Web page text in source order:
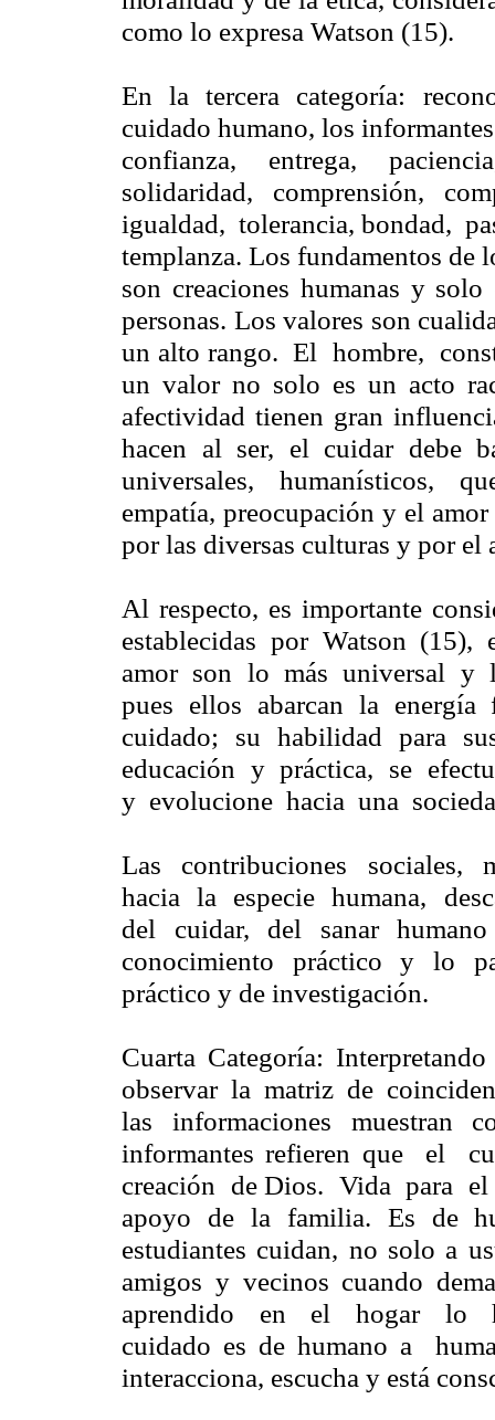
como lo expresa Watson (15).
En la tercera categoría:
cuidado humano, los
confianza, entrega,
solidaridad, comprensión,
igualdad, tolerancia, bondad,
templanza. Los fundamentos de
son creaciones humanas y
personas. Los valores son
un alto rango. El hombre,
un valor no solo es un acto
afectividad tienen gran
hacen al ser, el cuidar
universales, humanísticos,
empatía, preocupación y el
por las diversas culturas y por el
Al respecto, es importante
establecidas por Watson
amor son lo más universal y lo
pues ellos abarcan la
cuidado; su habilidad para
educación y práctica, se
y evolucione hacia una
Las contribuciones sociales,
hacia la especie humana,
del cuidar, del sanar
conocimiento práctico y lo
práctico y de investigación.
Cuarta Categoría:
observar la matriz de
las informaciones muestran
informantes refieren que el
creación de Dios. Vida para
apoyo de la familia. Es de
estudiantes cuidan, no solo a
amigos y vecinos cuando
aprendido en el hogar lo
cuidado es de humano a
interacciona, escucha y está